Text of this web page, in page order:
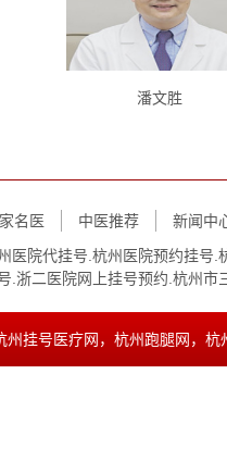
潘文胜
名医 中医推荐
新闻中
医院代挂号.杭州医院预约挂号
.浙二医院网上挂号预约.杭州市
州挂号医疗网，杭州跑腿网，